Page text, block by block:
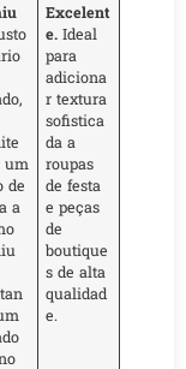
um
de
a
Excelent
e. Ideal
para
adiciona
r textura
sofistica
da a
roupas
de festa
e peças
de
boutique
s de alta
qualidad
e.